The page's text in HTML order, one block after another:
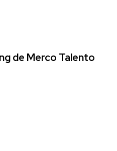
de Merco Talento